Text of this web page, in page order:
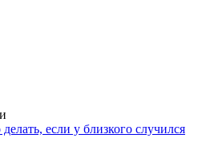
если у близкого случился